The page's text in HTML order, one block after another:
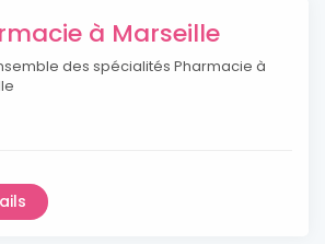
à Marseille
des spécialités Pharmacie à